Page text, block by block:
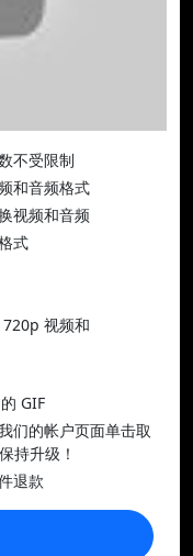
不受限制
和音频格式
视频和音频
式
视频和
GIF
们的帐户页面单击取
持升级！
退款